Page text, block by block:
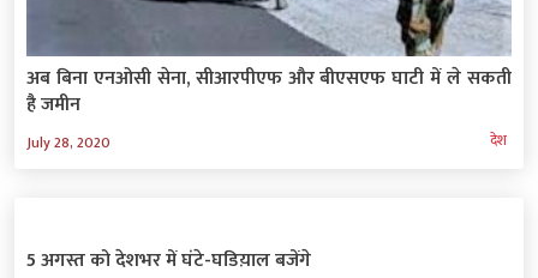
अब बिना एनओसी सेना, सीआरपीएफ और बीएसएफ घाटी में ले सकती
है जमीन
July 28, 2020 देश
5 अगस्त को देशभर में घंटे-घडिय़ाल बजेंगे